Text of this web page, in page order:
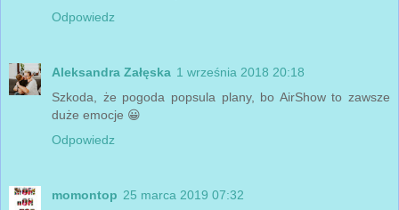
Odpowiedz
Aleksandra Załęska 1 września 2018 20:18
Szkoda, że pogoda popsula plany, bo AirShow to zawsze
duże emocje 😀
Odpowiedz
momontop 25 marca 2019 07:32